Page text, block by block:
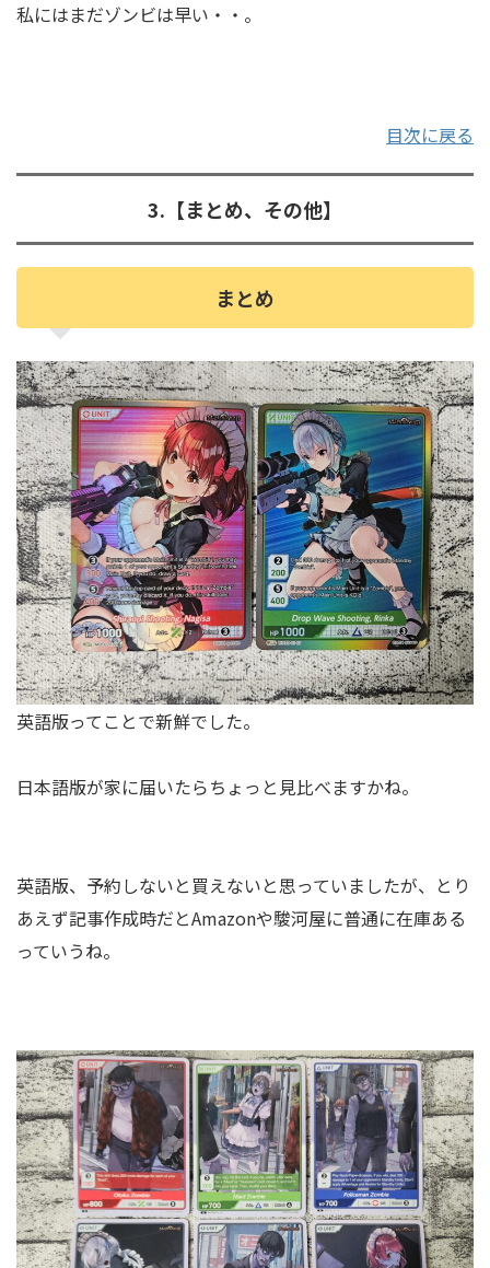
私にはまだゾンビは早い・・。
目次に戻る
3.【まとめ、その他】
まとめ
英語版ってことで新鮮でした。
日本語版が家に届いたらちょっと見比べますかね。
英語版、予約しないと買えないと思っていましたが、とり
あえず記事作成時だとAmazonや駿河屋に普通に在庫ある
っていうね。